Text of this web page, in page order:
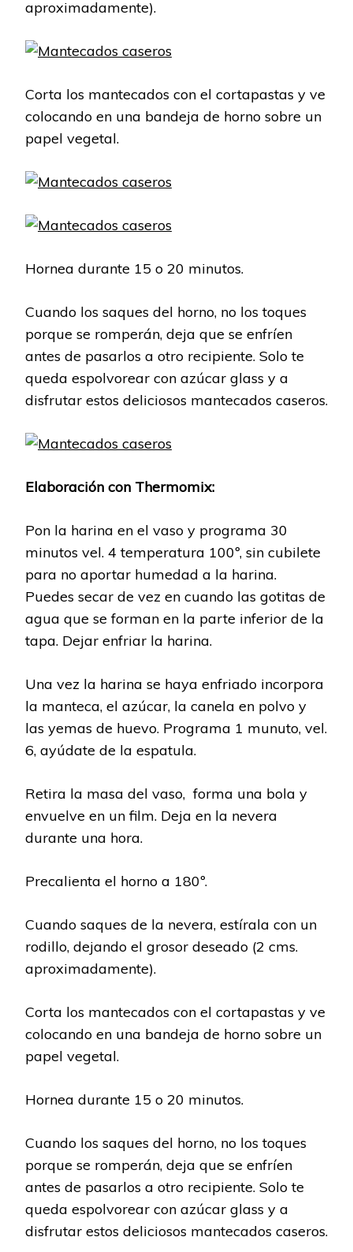
aproximadamente).
Corta los mantecados con el cortapastas y ve
colocando en una bandeja de horno sobre un
papel vegetal.
Hornea durante 15 o 20 minutos.
Cuando los saques del horno, no los toques
porque se romperán, deja que se enfríen
antes de pasarlos a otro recipiente. Solo te
queda espolvorear con azúcar glass y a
disfrutar estos deliciosos mantecados caseros.
Elaboración con Thermomix:
Pon la harina en el vaso y programa 30
minutos vel. 4 temperatura 100º, sin cubilete
para no aportar humedad a la harina.
Puedes secar de vez en cuando las gotitas de
agua que se forman en la parte inferior de la
tapa. Dejar enfriar la harina.
Una vez la harina se haya enfriado incorpora
la manteca, el azúcar, la canela en polvo y
las yemas de huevo. Programa 1 munuto, vel.
6, ayúdate de la espatula.
Retira la masa del vaso, forma una bola y
envuelve en un film. Deja en la nevera
durante una hora.
Precalienta el horno a 180º.
Cuando saques de la nevera, estírala con un
rodillo, dejando el grosor deseado (2 cms.
aproximadamente).
Corta los mantecados con el cortapastas y ve
colocando en una bandeja de horno sobre un
papel vegetal.
Hornea durante 15 o 20 minutos.
Cuando los saques del horno, no los toques
porque se romperán, deja que se enfríen
antes de pasarlos a otro recipiente. Solo te
queda espolvorear con azúcar glass y a
disfrutar estos deliciosos mantecados caseros.